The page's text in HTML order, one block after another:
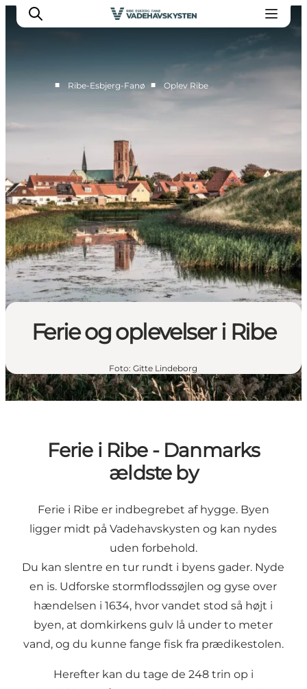
Oplev Ribe
Oplev Esbjerg
Oplev Fanø
Oplev Mandø
Oplev Vadehavet
Det Sker
■ Ribe-Esbjerg-Fanø ■ Oplev Ribe
Ferie og oplevelser i Ribe
Foto: Gitte Lindeborg
Ferie i Ribe - Danmarks
ældste by
Ferie i Ribe er indbegrebet af hygge. Byen
ligger midt på Vadehavskysten og kan nydes
uden forbehold.
Du kan slentre en tur rundt i byens gader. Nyde
en is. Udforske stormflodssøjlen og gyse over
hændelsen i 1634, hvor vandet stod så højt i
byen, at domkirkens gulv lå under to meter
vand, og du kunne fange fisk fra prædikestolen.
Herefter kan du tage de 248 trin op i